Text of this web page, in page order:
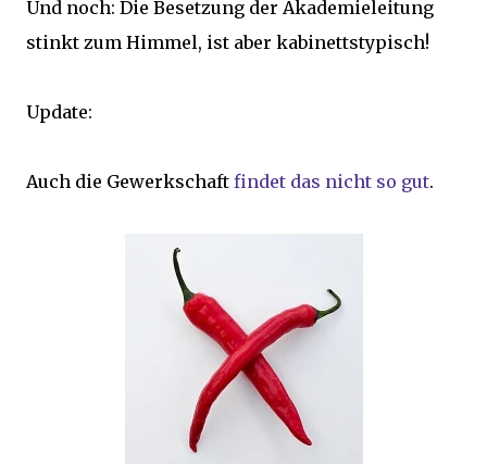
Und noch: Die Besetzung der Akademieleitung
stinkt zum Himmel, ist aber kabinettstypisch!
Update:
Auch die Gewerkschaft findet das nicht so gut.